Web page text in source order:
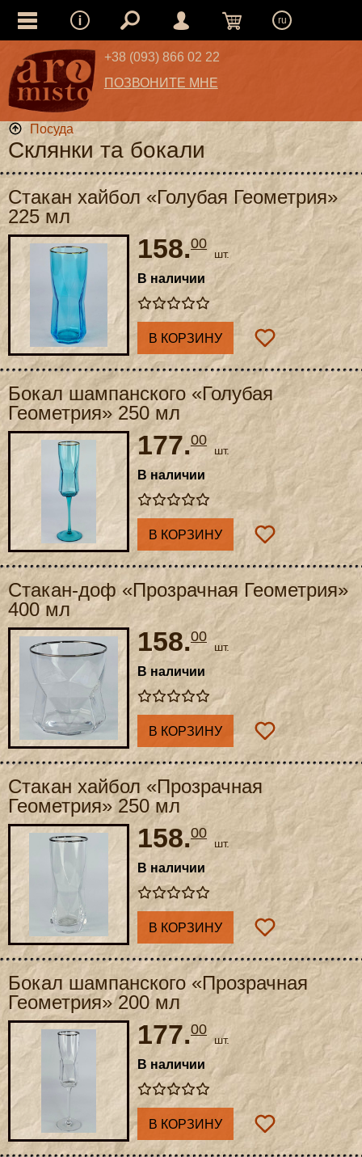
ru
+38 (093) 866 02 22
ПОЗВОНИТЕ МНЕ
Посуда
Склянки та бокали
Стакан хайбол «Голубая Геометрия»
225 мл
158.00
шт.
В наличии
В КОРЗИНУ
Бокал шампанского «Голубая
Геометрия» 250 мл
177.00
шт.
В наличии
В КОРЗИНУ
Стакан-доф «Прозрачная Геометрия»
400 мл
158.00
шт.
В наличии
В КОРЗИНУ
Стакан хайбол «Прозрачная
Геометрия» 250 мл
158.00
шт.
В наличии
В КОРЗИНУ
Бокал шампанского «Прозрачная
Геометрия» 200 мл
177.00
шт.
В наличии
В КОРЗИНУ